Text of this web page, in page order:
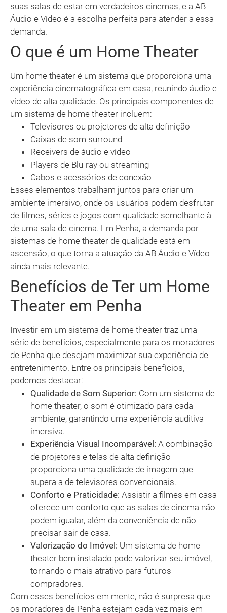
suas salas de estar em verdadeiros cinemas, e a AB
Áudio e Vídeo é a escolha perfeita para atender a essa
demanda.
O que é um Home Theater
Um home theater é um sistema que proporciona uma
experiência cinematográfica em casa, reunindo áudio e
vídeo de alta qualidade. Os principais componentes de
um sistema de home theater incluem:
Televisores ou projetores de alta definição
Caixas de som surround
Receivers de áudio e vídeo
Players de Blu-ray ou streaming
Cabos e acessórios de conexão
Esses elementos trabalham juntos para criar um
ambiente imersivo, onde os usuários podem desfrutar
de filmes, séries e jogos com qualidade semelhante à
de uma sala de cinema. Em Penha, a demanda por
sistemas de home theater de qualidade está em
ascensão, o que torna a atuação da AB Áudio e Vídeo
ainda mais relevante.
Benefícios de Ter um Home
Theater em Penha
Investir em um sistema de home theater traz uma
série de benefícios, especialmente para os moradores
de Penha que desejam maximizar sua experiência de
entretenimento. Entre os principais benefícios,
podemos destacar:
Qualidade de Som Superior: Com um sistema de
home theater, o som é otimizado para cada
ambiente, garantindo uma experiência auditiva
imersiva.
Experiência Visual Incomparável: A combinação
de projetores e telas de alta definição
proporciona uma qualidade de imagem que
supera a de televisores convencionais.
Conforto e Praticidade: Assistir a filmes em casa
oferece um conforto que as salas de cinema não
podem igualar, além da conveniência de não
precisar sair de casa.
Valorização do Imóvel: Um sistema de home
theater bem instalado pode valorizar seu imóvel,
tornando-o mais atrativo para futuros
compradores.
Com esses benefícios em mente, não é surpresa que
os moradores de Penha estejam cada vez mais em